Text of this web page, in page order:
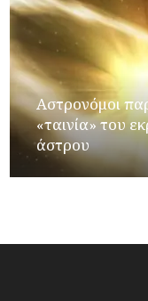
Αστρονόμοι
«ταινία» του
άστρου